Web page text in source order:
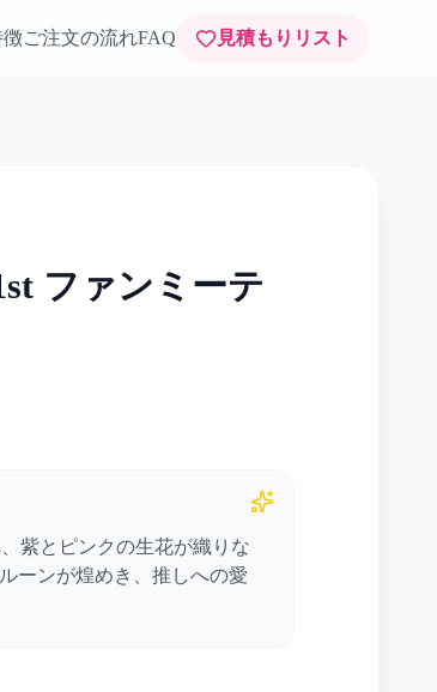
徴ご注文の流れFAQ 見積もりリスト
ファンミーテ
紫とピンクの生花が織りな
ーンが煌めき、推しへの愛